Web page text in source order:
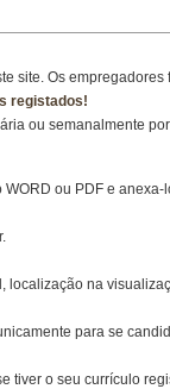
site. Os
registados!
ou semanalmente
ou PDF e
localização na
para se
tiver o seu currículo